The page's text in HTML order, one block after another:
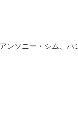
ンソニー・シム、ハ